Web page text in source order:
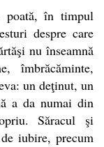
poată, în timpul
despre care
nu înseamnă
un deţinut, un
a da numai din
Săracul şi
iubire, precum